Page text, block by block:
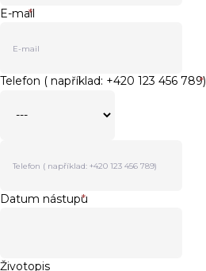
E-mail
*
Telefon ( například: +420 123 456 789)
*
Datum nástupu
*
Životopis